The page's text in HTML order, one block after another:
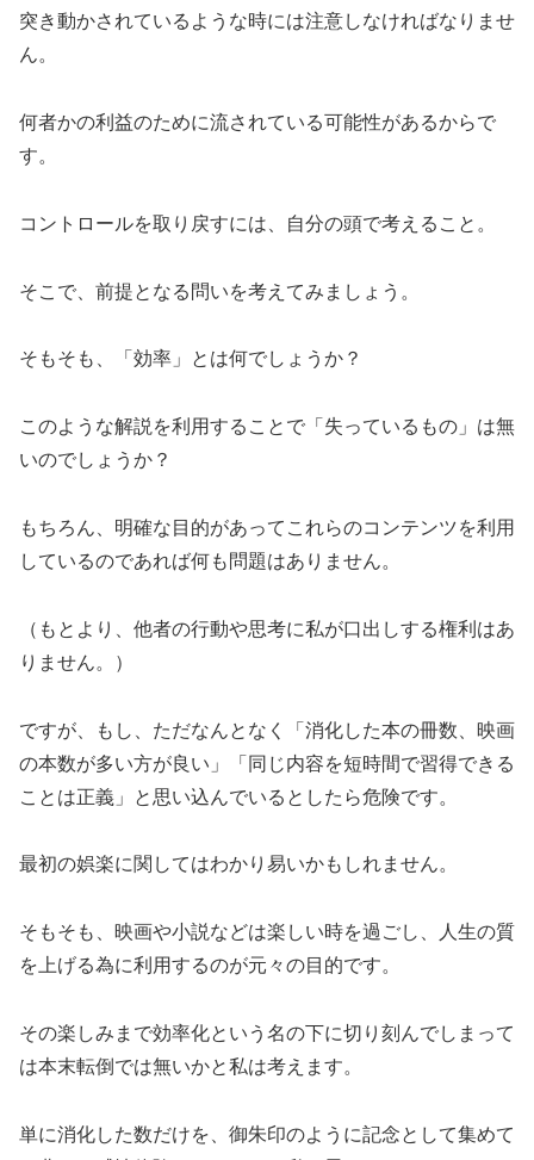
突き動かされているような時には注意しなければなりませ
ん。
何者かの利益のために流されている可能性があるからで
す。
コントロールを取り戻すには、自分の頭で考えること。
そこで、前提となる問いを考えてみましょう。
そもそも、「効率」とは何でしょうか？
このような解説を利用することで「失っているもの」は無
いのでしょうか？
もちろん、明確な目的があってこれらのコンテンツを利用
しているのであれば何も問題はありません。
（もとより、他者の行動や思考に私が口出しする権利はあ
りません。）
ですが、もし、ただなんとなく「消化した本の冊数、映画
の本数が多い方が良い」「同じ内容を短時間で習得できる
ことは正義」と思い込んでいるとしたら危険です。
最初の娯楽に関してはわかり易いかもしれません。
そもそも、映画や小説などは楽しい時を過ごし、人生の質
を上げる為に利用するのが元々の目的です。
その楽しみまで効率化という名の下に切り刻んでしまって
は本末転倒では無いかと私は考えます。
単に消化した数だけを、御朱印のように記念として集めて